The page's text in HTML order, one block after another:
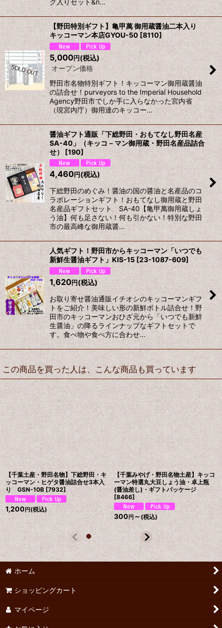
【野田特別ギフト】亀甲萬 御用蔵醤油二本入り
キッコーマン本店GYOU-50 [8110]
5,000円(税込)
オープン価格
野田市名物特別ギフト！キッコーマン御用蔵醤油
の詰合せ！purveyors to the Imperial Household
Agency野田市でしか手に入らなかった宮内省
（現宮内庁）御用達のキッコー…
醤油ギフト通販「下総野田・おもてなし野田名産
SA-40」（キッコ－マン御用蔵・野田名産品詰合
せ）
[190]
4,460円 (税込)
下総野田のめぐみ！醤油の国の醤油と名産品のコ
ラボレーションギフト！おもてなし御用蔵と野田
名産品ギフトセット SA-40【亀甲萬御用蔵しょ
う油】何も足さない！何も引かない！特別な野田
市の最高峰な御用蔵醤…
人気ギフト！野田市からキッコーマン「いつでも
新鮮生醤油ギフト」KIS-15 [23-1087-609]
1,620円 (税込)
お取り寄せ醤油通販イチオシのキッコーマンギフ
トをご紹介！美味しい形の新鮮ボトル詰合せ！野
田市のキッコーマンおひざ元から「いつでも新鮮
生醤油」の降るラインナップなギフトセットで
す。食べ物や食べ方に合わせ…
この商品を買った人は、こんな商品も買っています
【千葉土産・野田名物】下総野田・キ
ッコーマン・ヒゲタ醤油詰合せ3本入
り GSN-10B [7932]
1,200 円 (税込)
【千葉みやげ・野田名物土産】キッコ
ーマン特選丸大豆しょう油・卓上瓶
(醤油差し)・ギフトパッケージ
[8466]
300 円 ～ (税込)
ホーム
ショッピングカート
マイページ